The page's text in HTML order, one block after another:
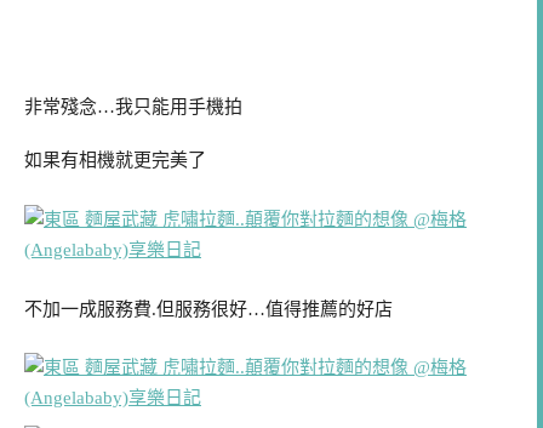
非常殘念…我只能用手機拍
如果有相機就更完美了
不加一成服務費.但服務很好…值得推薦的好店